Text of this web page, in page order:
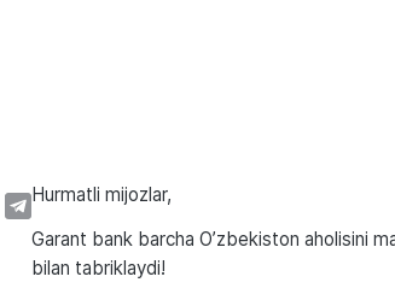
Hurmatli mijozlar,
Garant bank barcha O’zbekiston aholisini
bilan tabriklaydi!